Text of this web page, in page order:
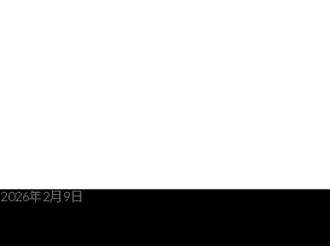
2026年2月9日